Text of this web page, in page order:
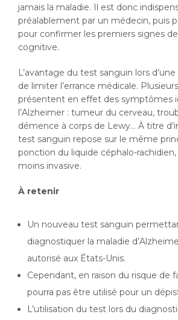
jamais la maladie. Il est donc
préalablement par un médecin, puis
pour confirmer les premiers signes
cognitive.
L’avantage du test sanguin lors
de limiter l’errance médicale.
présentent en effet des symptômes
l’Alzheimer : tumeur du cerveau,
démence à corps de Lewy… À titre
test sanguin repose sur le même
ponction du liquide céphalo-
moins invasive.
À retenir
Un nouveau test sanguin
diagnostiquer la maladie
autorisé aux États-Unis.
Cependant, en raison du risque de
pourra pas être utilisé pour un
L’utilisation du test lors du